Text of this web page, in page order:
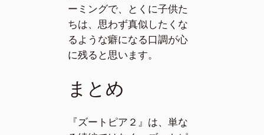
ーミングで、とくに子供た
ちは、思わず真似したくな
るような癖になる口調が心
に残ると思います。
まとめ
『ズートピア２』は、単な